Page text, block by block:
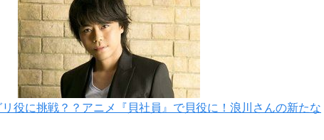
役に挑戦？？アニメ『貝社員』で貝役に！浪川さんの新たな